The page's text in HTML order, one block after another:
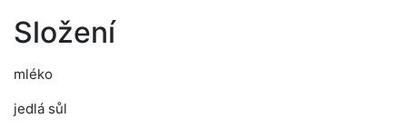
Složení
mléko
jedlá sůl